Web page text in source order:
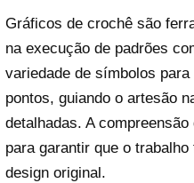
Gráficos de crochê são
na execução de padrões
variedade de símbolos
pontos, guiando o artesão
detalhadas. A
para garantir que o
design original.